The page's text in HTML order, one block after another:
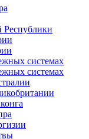
Республики
системах
системах